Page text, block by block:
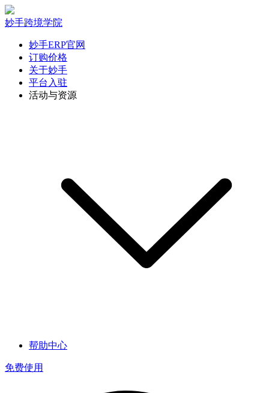
妙手跨境学院
妙手ERP官网
订购价格
关于妙手
平台入驻
活动与资源
帮助中心
免费使用